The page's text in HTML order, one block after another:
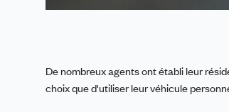
De nombreux agents ont établi leur
choix que d'utiliser leur véhicule